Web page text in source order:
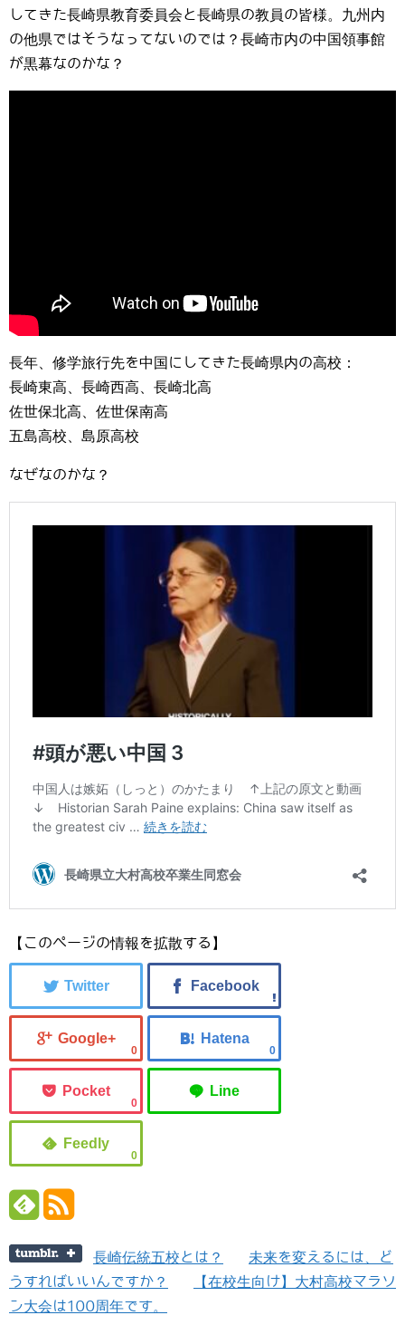
してきた長崎県教育委員会と長崎県の教員の皆様。九州内
の他県ではそうなってないのでは？長崎市内の中国領事館
が黒幕なのかな？
長年、修学旅行先を中国にしてきた長崎県内の高校：
長崎東高、長崎西高、長崎北高
佐世保北高、佐世保南高
五島高校、島原高校
なぜなのかな？
【このページの情報を拡散する】
0 0
0
0
長崎伝統五校とは？
未来を変えるには、ど
うすればいいんですか？
【在校生向け】大村高校マラソ
ン大会は100周年です。